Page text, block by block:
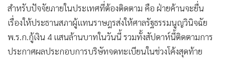
สำหรับปัจจัยภายในประเทศที่ต้องติดตาม คือ ฝ่ายค้านจะยื่น
เรื่องให้ประธานสภาผู้แทนราษฎรส่งให้ศาลรัฐธรรมนูญวินิจฉัย
พ.ร.ก.กู้เงิน 4 แสนล้านบาทในวันนี้ รวมทั้งสัปดาห์นี้ติดตามการ
ประกาศผลประกอบการบริษัทจดทะเบียนในช่วงโค้งสุดท้าย